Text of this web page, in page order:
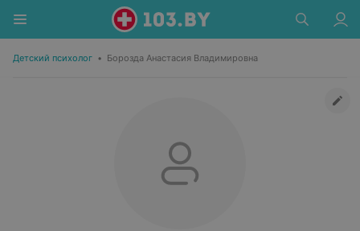
Детский психолог • Борозда Анастасия Владимировна